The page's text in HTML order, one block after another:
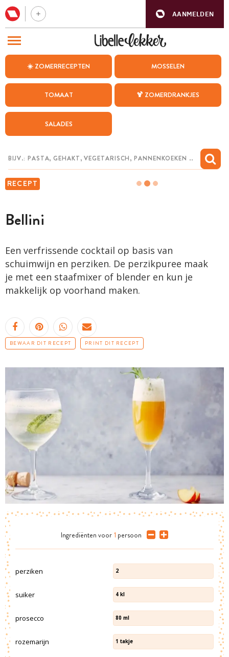
AANMELDEN
☀️ ZOMERRECEPTEN MOSSELEN
TOMAAT 🍹 ZOMERDRANKJES
SALADES
RECEPT
Bellini
Een verfrissende cocktail op basis van
schuimwijn en perziken. De perzikpuree maak
je met een staafmixer of blender en kun je
makkelijk op voorhand maken.
BEWAAR DIT RECEPT PRINT DIT RECEPT
Ingrediënten voor 1 persoon
perziken 2
suiker 4 kl
prosecco 80 ml
rozemarijn 1 takje
BEZOEK ONZE ANDERE WEBSITES
WEEKMENU
CHAT MET MAIA
MIJN BEWAARDE RECEPTEN